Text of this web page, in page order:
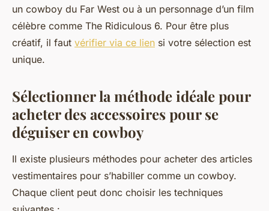
un cowboy du Far West ou à un personnage d’un film
célèbre comme The Ridiculous 6. Pour être plus
créatif, il faut vérifier via ce lien si votre sélection est
unique.
Sélectionner la méthode idéale pour
acheter des accessoires pour se
déguiser en cowboy
Il existe plusieurs méthodes pour acheter des articles
vestimentaires pour s’habiller comme un cowboy.
Chaque client peut donc choisir les techniques